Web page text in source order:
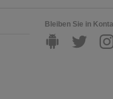
Bleiben Sie in